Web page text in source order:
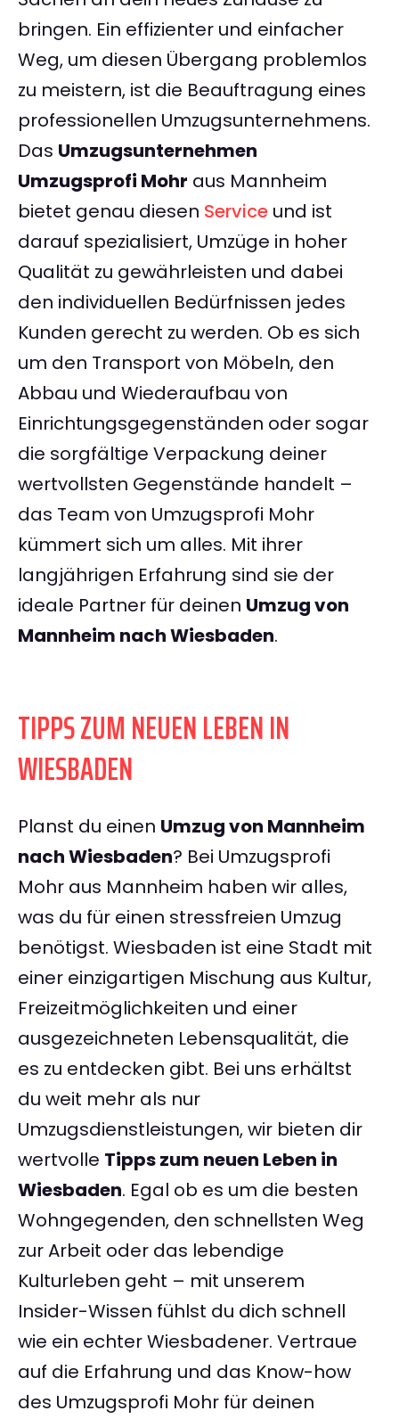
bringen. Ein effizienter und einfacher
Weg, um diesen Übergang problemlos
zu meistern, ist die Beauftragung eines
professionellen Umzugsunternehmens.
Das Umzugsunternehmen
Umzugsprofi Mohr aus Mannheim
bietet genau diesen Service und ist
darauf spezialisiert, Umzüge in hoher
Qualität zu gewährleisten und dabei
den individuellen Bedürfnissen jedes
Kunden gerecht zu werden. Ob es sich
um den Transport von Möbeln, den
Abbau und Wiederaufbau von
Einrichtungsgegenständen oder sogar
die sorgfältige Verpackung deiner
wertvollsten Gegenstände handelt –
das Team von Umzugsprofi Mohr
kümmert sich um alles. Mit ihrer
langjährigen Erfahrung sind sie der
ideale Partner für deinen Umzug von
Mannheim nach Wiesbaden.
TIPPS ZUM NEUEN LEBEN IN
WIESBADEN
Planst du einen Umzug von Mannheim
nach Wiesbaden? Bei Umzugsprofi
Mohr aus Mannheim haben wir alles,
was du für einen stressfreien Umzug
benötigst. Wiesbaden ist eine Stadt mit
einer einzigartigen Mischung aus Kultur,
Freizeitmöglichkeiten und einer
ausgezeichneten Lebensqualität, die
es zu entdecken gibt. Bei uns erhältst
du weit mehr als nur
Umzugsdienstleistungen, wir bieten dir
wertvolle Tipps zum neuen Leben in
Wiesbaden. Egal ob es um die besten
Wohngegenden, den schnellsten Weg
zur Arbeit oder das lebendige
Kulturleben geht – mit unserem
Insider-Wissen fühlst du dich schnell
wie ein echter Wiesbadener. Vertraue
auf die Erfahrung und das Know-how
des Umzugsprofi Mohr für deinen